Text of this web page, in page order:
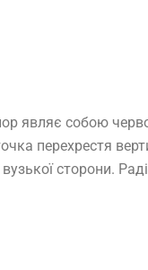
являє собою
перехрестя
сторони.